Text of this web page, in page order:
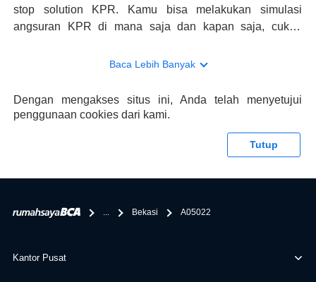
stop solution KPR. Kamu bisa melakukan simulasi
angsuran KPR di mana saja dan kapan saja, cukup
konsultasi mengenai KPR, maka ada layanan live chat
memberikan keuntungan yang berlipat, persyaratan
pengajuan KPR BCA juga sangat mudah, kamu bisa cek
tentang properti disini BCA hanya sebagai pihak
bertanggung jawab terhadap informasi yang rekanan
Baca Lebih Banyak
Dengan mengakses situs ini, Anda telah menyetujui
penggunaan cookies dari kami.
Tutup
... Bekasi A05022
Kantor Pusat